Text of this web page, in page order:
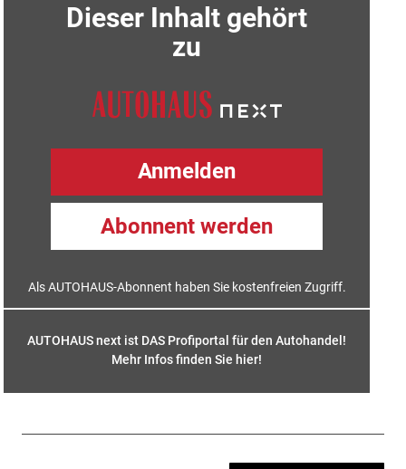
Dieser Inhalt gehört
zu
Anmelden
Abonnent werden
Als AUTOHAUS-Abonnent haben Sie kostenfreien Zugriff.
AUTOHAUS next ist DAS Profiportal für den Autohandel!
Mehr Infos finden Sie hier!